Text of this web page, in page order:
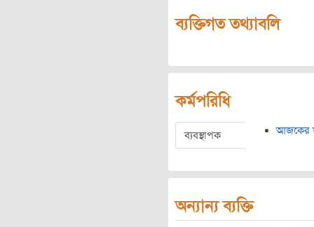
ব্যক্তিগত তথ্যাবলি
কর্মপরিধি
ব্যবস্থাপক আজকের
অন্যান্য ব্যক্তি